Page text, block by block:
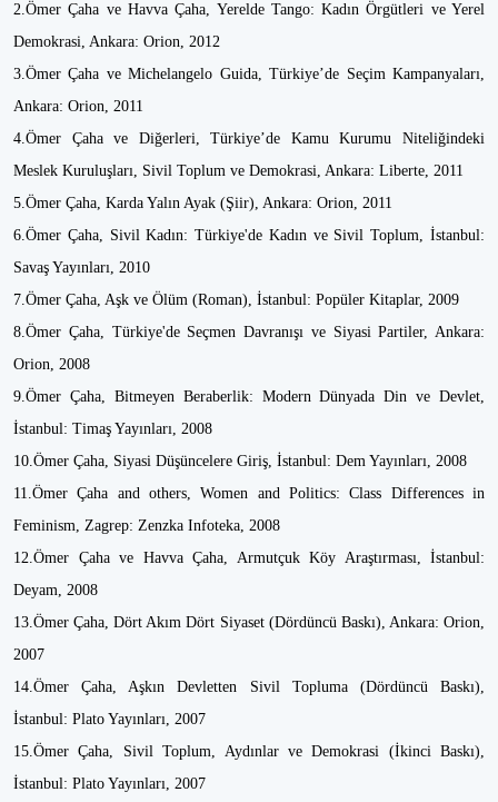
2.Ömer Çaha ve Havva Çaha, Yerelde Tango: Kadın Örgütleri ve Yerel
Demokrasi, Ankara: Orion, 2012
3.Ömer Çaha ve Michelangelo Guida, Türkiye’de Seçim Kampanyaları,
Ankara: Orion, 2011
4.Ömer Çaha ve Diğerleri, Türkiye’de Kamu Kurumu Niteliğindeki
Meslek Kuruluşları, Sivil Toplum ve Demokrasi, Ankara: Liberte, 2011
5.Ömer Çaha, Karda Yalın Ayak (Şiir), Ankara: Orion, 2011
6.Ömer Çaha, Sivil Kadın: Türkiye'de Kadın ve Sivil Toplum, İstanbul:
Savaş Yayınları, 2010
7.Ömer Çaha, Aşk ve Ölüm (Roman), İstanbul: Popüler Kitaplar, 2009
8.Ömer Çaha, Türkiye'de Seçmen Davranışı ve Siyasi Partiler, Ankara:
Orion, 2008
9.Ömer Çaha, Bitmeyen Beraberlik: Modern Dünyada Din ve Devlet,
İstanbul: Timaş Yayınları, 2008
10.Ömer Çaha, Siyasi Düşüncelere Giriş, İstanbul: Dem Yayınları, 2008
11.Ömer Çaha and others, Women and Politics: Class Differences in
Feminism, Zagrep: Zenzka Infoteka, 2008
12.Ömer Çaha ve Havva Çaha, Armutçuk Köy Araştırması, İstanbul:
Deyam, 2008
13.Ömer Çaha, Dört Akım Dört Siyaset (Dördüncü Baskı), Ankara: Orion,
2007
14.Ömer Çaha, Aşkın Devletten Sivil Topluma (Dördüncü Baskı),
İstanbul: Plato Yayınları, 2007
15.Ömer Çaha, Sivil Toplum, Aydınlar ve Demokrasi (İkinci Baskı),
İstanbul: Plato Yayınları, 2007